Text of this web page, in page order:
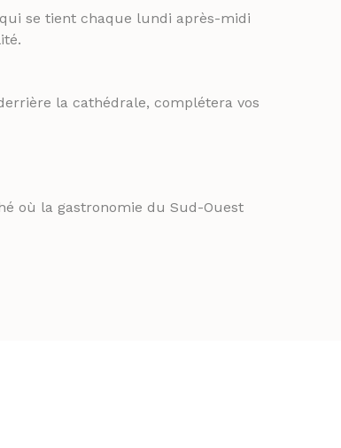
se tient chaque lundi après-midi
la cathédrale, complétera vos
où la gastronomie du Sud-Ouest